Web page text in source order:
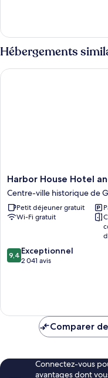
Deluxe,
très
grand
le
type
de
chambre
Chambre
Shower)
Hébergements
Harbor
House
Hotel
and
Marina
21
Centre-
Harbor House Hotel
Centre-ville historique de
Petit déjeuner gratuit
Wi-Fi gratuit
9.4
sur
9,4 Exceptionnel
2 041 avis
Harbor House Hotel and
Comparer
Connectez-vous
avantages dont